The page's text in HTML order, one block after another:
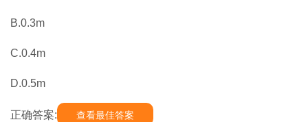
B.0.3m
C.0.4m
D.0.5m
正确答案: 查看最佳答案